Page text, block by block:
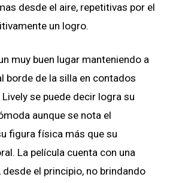
desde el aire, repetitivas por el
un logro.
muy buen lugar manteniendo a
borde de la silla en contados
se puede decir logra su
aunque se nota el
figura física más que su
La película cuenta con una
el principio, no brindando